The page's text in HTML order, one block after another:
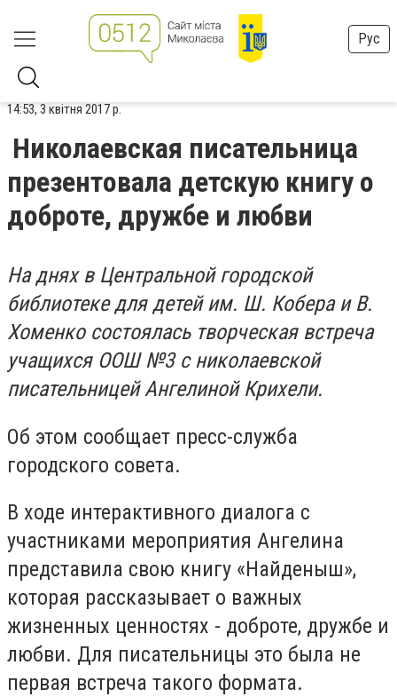
Рус
14:53, 3 квітня 2017 р.
Николаевская писательница
презентовала детскую книгу о
доброте, дружбе и любви
На днях в Центральной городской
библиотеке для детей им. Ш. Кобера и В.
Хоменко состоялась творческая встреча
учащихся ООШ №3 с николаевской
писательницей Ангелиной Крихели.
Об этом сообщает пресс-служба
городского совета.
В ходе интерактивного диалога с
участниками мероприятия Ангелина
представила свою книгу «Найденыш»,
которая рассказывает о важных
жизненных ценностях - доброте, дружбе и
любви. Для писательницы это была не
первая встреча такого формата.